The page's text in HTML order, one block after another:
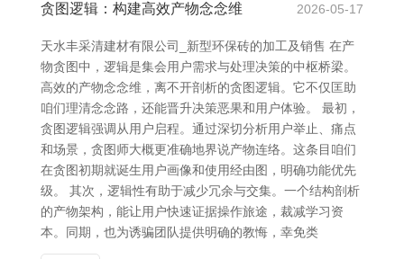
贪图逻辑：构建高效产物念念维 2026-05-17
天水丰采清建材有限公司_新型环保砖的加工及销售 在产
物贪图中，逻辑是集会用户需求与处理决策的中枢桥梁。
高效的产物念念维，离不开剖析的贪图逻辑。它不仅匡助
咱们理清念念路，还能晋升决策恶果和用户体验。 最初，
贪图逻辑强调从用户启程。通过深切分析用户举止、痛点
和场景，贪图师大概更准确地界说产物连络。这条目咱们
在贪图初期就诞生用户画像和使用经由图，明确功能优先
级。 其次，逻辑性有助于减少冗余与交集。一个结构剖析
的产物架构，能让用户快速证据操作旅途，裁减学习资
本。同期，也为诱骗团队提供明确的教悔，幸免类